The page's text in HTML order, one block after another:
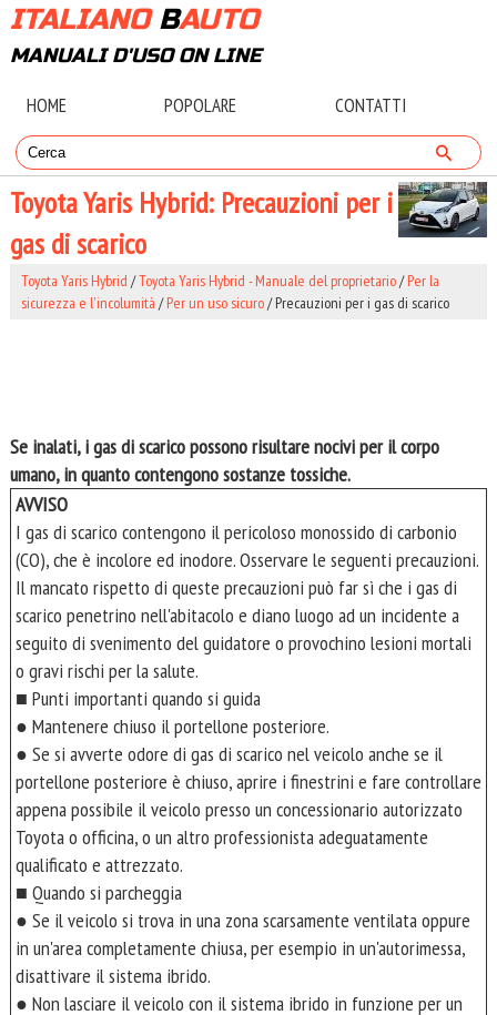
ITALIANOBAUTO
MANUALI D'USO ON LINE
HOME POPOLARE CONTATTI
Toyota Yaris Hybrid: Precauzioni per i
gas di scarico
Toyota Yaris Hybrid /Toyota Yaris Hybrid - Manuale del proprietario/Per la
sicurezza e l'incolumità /Per un uso sicuro/ Precauzioni per i gas di scarico
Se inalati, i gas di scarico possono risultare nocivi per il corpo
umano, in quanto contengono sostanze tossiche.
AVVISO
I gas di scarico contengono il pericoloso monossido di carbonio
(CO), che è incolore ed inodore. Osservare le seguenti precauzioni.
Il mancato rispetto di queste precauzioni può far sì che i gas di
scarico penetrino nell'abitacolo e diano luogo ad un incidente a
seguito di svenimento del guidatore o provochino lesioni mortali
o gravi rischi per la salute.
■ Punti importanti quando si guida
● Mantenere chiuso il portellone posteriore.
● Se si avverte odore di gas di scarico nel veicolo anche se il
portellone posteriore è chiuso, aprire i finestrini e fare controllare
appena possibile il veicolo presso un concessionario autorizzato
Toyota o officina, o un altro professionista adeguatamente
qualificato e attrezzato.
■ Quando si parcheggia
● Se il veicolo si trova in una zona scarsamente ventilata oppure
in un'area completamente chiusa, per esempio in un'autorimessa,
disattivare il sistema ibrido.
● Non lasciare il veicolo con il sistema ibrido in funzione per un